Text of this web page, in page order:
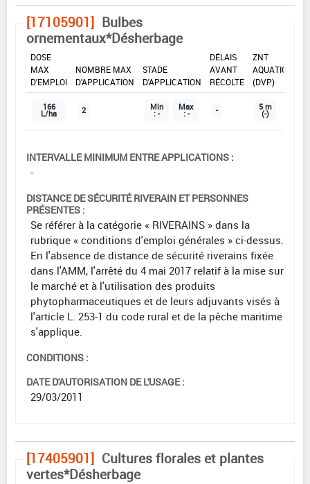
[17105901] Bulbes
ornementaux*Désherbage
DOSE
MAX
D'EMPLOI
NOMBRE MAX
D'APPLICATION
STADE
D'APPLICATION
DÉLAIS
AVANT
RÉCOLTE
ZNT
AQUATIQUE
(DVP)
166
L/ha 2 Min
: -
Max
: - - 5 m
(-)
INTERVALLE MINIMUM ENTRE APPLICATIONS :
-
DISTANCE DE SÉCURITÉ RIVERAIN ET PERSONNES
PRÉSENTES :
Se référer à la catégorie « RIVERAINS » dans la
rubrique « conditions d'emploi générales » ci-dessus.
En l'absence de distance de sécurité riverains fixée
dans l'AMM, l'arrêté du 4 mai 2017 relatif à la mise sur
le marché et à l'utilisation des produits
phytopharmaceutiques et de leurs adjuvants visés à
l'article L. 253-1 du code rural et de la pêche maritime
s'applique.
CONDITIONS :
DATE D'AUTORISATION DE L'USAGE :
29/03/2011
[17405901] Cultures florales et plantes
vertes*Désherbage